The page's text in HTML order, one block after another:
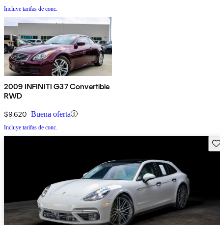
Incluye tarifas de conc.
2009 INFINITI G37 Convertible
RWD
$9,620 Buena oferta
Incluye tarifas de conc.